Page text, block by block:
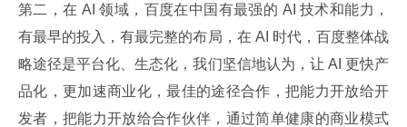
第二，在 AI 领域，百度在中国有最强的 AI 技术和能力，
有最早的投入，有最完整的布局，在 AI 时代，百度整体战
略途径是平台化、生态化，我们坚信地认为，让 AI 更快产
品化，更加速商业化，最佳的途径合作，把能力开放给开
发者，把能力开放给合作伙伴，通过简单健康的商业模式